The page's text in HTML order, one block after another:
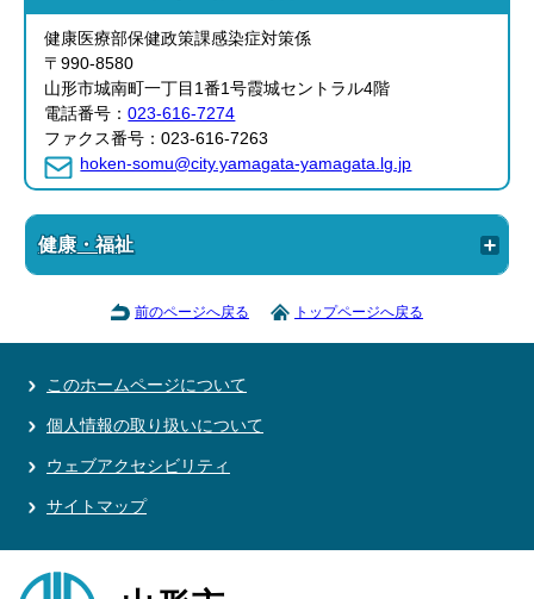
健康医療部保健政策課感染症対策係
〒990-8580
山形市城南町一丁目1番1号霞城セントラル4階
電話番号：023-616-7274
ファクス番号：023-616-7263
hoken-somu@city.yamagata-yamagata.lg.jp
健康・福祉
前のページへ戻る トップページへ戻る
このホームページについて
個人情報の取り扱いについて
ウェブアクセシビリティ
サイトマップ